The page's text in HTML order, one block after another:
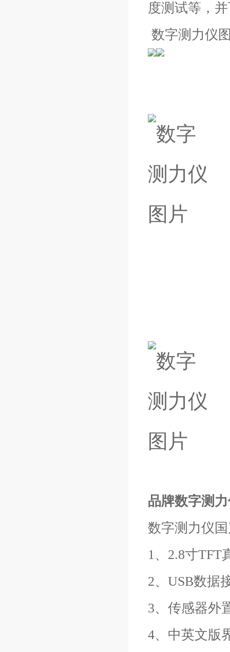
度测试等，
数字测力仪
品牌数字测
数字测力仪
1、2.8寸
2、USB数据
3、传感器外
4、中英文版